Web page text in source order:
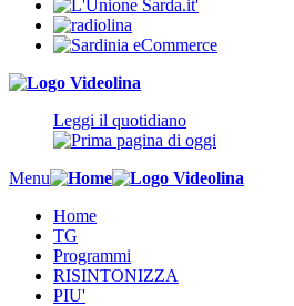
Leggi il quotidiano
Menu
Home
TG
Programmi
RISINTONIZZA
PIU'